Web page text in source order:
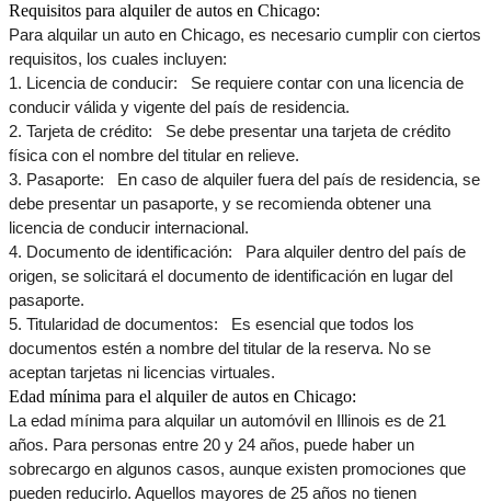
Requisitos para alquiler de autos en Chicago:
Para alquilar un auto en Chicago, es necesario cumplir con ciertos
requisitos, los cuales incluyen:
1. Licencia de conducir: Se requiere contar con una licencia de
conducir válida y vigente del país de residencia.
2. Tarjeta de crédito: Se debe presentar una tarjeta de crédito
física con el nombre del titular en relieve.
3. Pasaporte: En caso de alquiler fuera del país de residencia, se
debe presentar un pasaporte, y se recomienda obtener una
licencia de conducir internacional.
4. Documento de identificación: Para alquiler dentro del país de
origen, se solicitará el documento de identificación en lugar del
pasaporte.
5. Titularidad de documentos: Es esencial que todos los
documentos estén a nombre del titular de la reserva. No se
aceptan tarjetas ni licencias virtuales.
Edad mínima para el alquiler de autos en Chicago:
La edad mínima para alquilar un automóvil en Illinois es de 21
años. Para personas entre 20 y 24 años, puede haber un
sobrecargo en algunos casos, aunque existen promociones que
pueden reducirlo. Aquellos mayores de 25 años no tienen